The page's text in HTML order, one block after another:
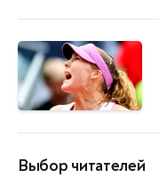
Выбор читателей